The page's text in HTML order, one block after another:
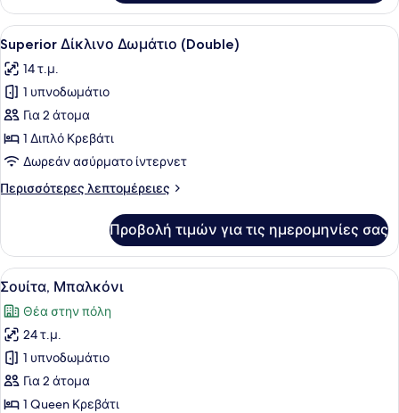
Δίκλινο
Δωμάτιο
(Double)
Προβολή
όλων
των
φωτογραφιών
για
Superior
Δίκλινο
Δωμάτιο
(Double)
Ένα στρωμένο κρεβάτι με λευκά
2
Superior Δίκλινο Δωμάτιο (Double)
14 τ.μ.
1 υπνοδωμάτιο
Για 2 άτομα
1 Διπλό Κρεβάτι
Δωρεάν ασύρματο ίντερνετ
Περισσότερες λεπτομέρειες
Περισσότερες
Δίκλινο
Δωμάτιο
(Double)
Προβολή τιμών για τις ημερομηνίες σας
Προβολή
όλων
των
φωτογραφιών
για
Σουίτα,
Μπαλκόνι
Ένα στρωμένο κρεβάτι με λευκά
2
Σουίτα, Μπαλκόνι
Θέα στην πόλη
24 τ.μ.
1 υπνοδωμάτιο
Για 2 άτομα
1 Queen Κρεβάτι